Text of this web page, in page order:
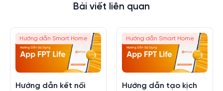
Bài viết liên quan
Hướng dẫn Smart Home
Hướng dẫn kết nối
Hướng dẫn Smart Home
Hướng dẫn tạo kịch